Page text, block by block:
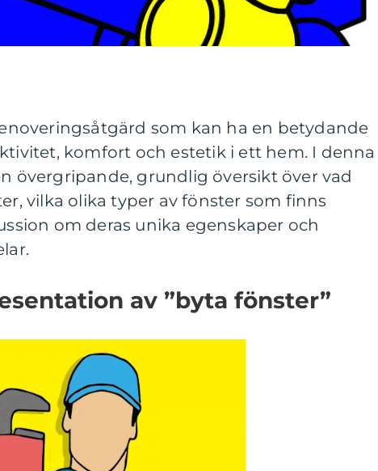
som kan ha en betydande
komfort och estetik i ett hem. I denna
övergripande, grundlig översikt över vad
vilka olika typer av fönster som finns
om deras unika egenskaper och
av ”byta fönster”